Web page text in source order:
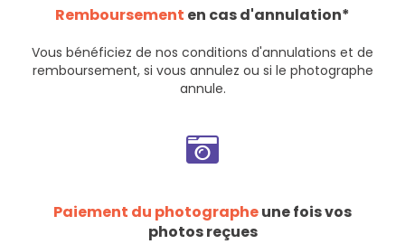
Remboursement en cas d'annulation*
Vous bénéficiez de nos conditions d'annulations et de
remboursement, si vous annulez ou si le photographe
annule.
Paiement du photographeune fois vos
photos reçues